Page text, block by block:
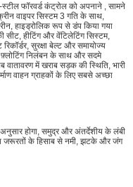
फॉरवर्ड कंट्रोल को अपनाने , सामने
वाइपर सिस्टम 3 गति के साथ,
हाइड्रोलिक रूप से डंप किया गया
हीटिंग और वेंटिलेटिंग सिस्टम,
सुरक्षा बेल्ट और समायोज्य
फ़्लोटिंग निलंबन के साथ और सदमे
वातावरण में खराब सड़क की स्थिति, भारी
वाहन ग्राहकों के लिए सबसे अच्छा
होगा, समुद्र और अंतर्देशीय के लंबी
जरूरतों के हिसाब से नमी, झटके और जंग